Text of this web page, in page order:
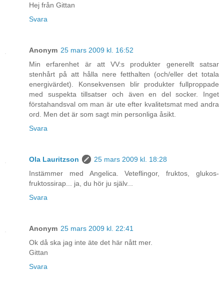
Hej från Gittan
Svara
Anonym 25 mars 2009 kl. 16:52
Min erfarenhet är att VV:s produkter generellt satsar
stenhårt på att hålla nere fetthalten (och/eller det totala
energivärdet). Konsekvensen blir produkter fullproppade
med suspekta tillsatser och även en del socker. Inget
förstahandsval om man är ute efter kvalitetsmat med andra
ord. Men det är som sagt min personliga åsikt.
Svara
Ola Lauritzson
25 mars 2009 kl. 18:28
Instämmer med Angelica. Veteflingor, fruktos, glukos-
fruktossirap... ja, du hör ju själv...
Svara
Anonym 25 mars 2009 kl. 22:41
Ok då ska jag inte äte det här nått mer.
Gittan
Svara